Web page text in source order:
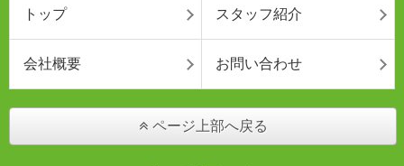
トップ スタッフ紹介
会社概要 お問い合わせ
ページ上部へ戻る